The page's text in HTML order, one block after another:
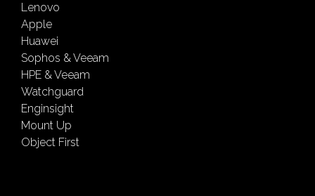
Lenovo
Apple
Huawei
Sophos & Veeam
HPE & Veeam
Watchguard
Enginsight
Mount Up
Object First